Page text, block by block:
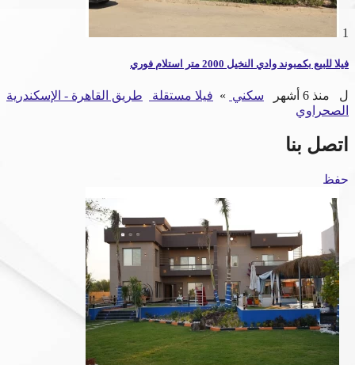
1
فيلا للبيع بكمبوند وادي النخيل 2000 متر استلام فوري
ل منذ 6 أشهر سكني » فيلا مستقلة
طريق القاهرة - الإسكندرية
الصحراوي
اتصل بنا
حفظ